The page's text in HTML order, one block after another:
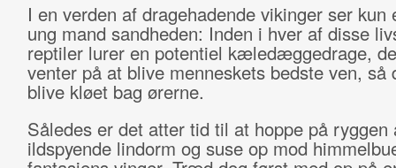
I en verden af dragehadende vikinger ser kun
ung mand sandheden: Inden i hver af disse
reptiler lurer en potentiel kæledæggedrage,
venter på at blive menneskets bedste ven, så
blive kløet bag ørerne.
Således er det atter tid til at hoppe på ryggen
ildspyende lindorm og suse op mod